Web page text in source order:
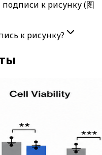
к рисунку (图
к рисунку?